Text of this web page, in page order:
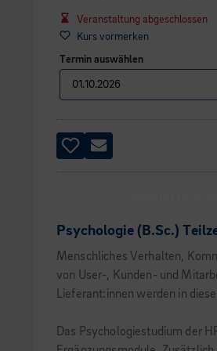
Veranstaltung abgeschlossen
Kurs vormerken
Termin auswählen
Psychologie (B.Sc.)
Menschliches Verhalten,
von User-, Kunden- und
Lieferant:innen werden in
Das Psychologiestudium der